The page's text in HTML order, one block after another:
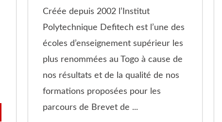
Créée depuis 2002 l’Institut
Polytechnique Defitech est l’une des
écoles d’enseignement supérieur les
plus renommées au Togo à cause de
nos résultats et de la qualité de nos
formations proposées pour les
parcours de Brevet de ...